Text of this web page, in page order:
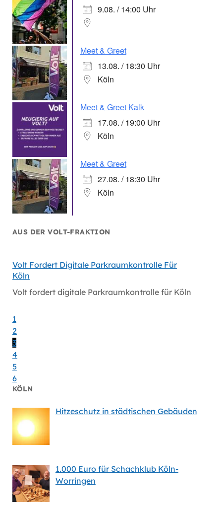
9.08. / 14:00 Uhr
Meet & Greet
13.08. / 18:30 Uhr
Köln
Meet & Greet Kalk
17.08. / 19:00 Uhr
Köln
Meet & Greet
27.08. / 18:30 Uhr
Köln
AUS DER VOLT-FRAKTION
Volt Fordert Digitale Parkraumkontrolle Für
Köln
Volt fordert digitale Parkraumkontrolle für Köln
1
2
3
4
5
6
KÖLN
Hitzeschutz in städtischen Gebäuden
1.000 Euro für Schachklub Köln-
Worringen